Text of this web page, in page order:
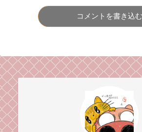
コメントを書き込む